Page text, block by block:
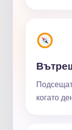
когато